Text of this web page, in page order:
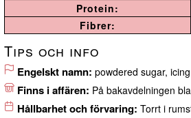
Protein:
Fibrer:
Tips och info
Engelskt namn: powdered sugar,
Finns i affären: På bakavdelningen
Hållbarhet och förvaring: Torrt i